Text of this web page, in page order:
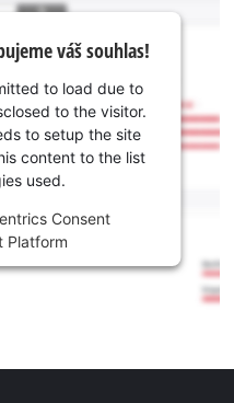
váš souhlas!
to load due to
to the visitor.
to setup the site
content to the list
used.
Consent
Platform